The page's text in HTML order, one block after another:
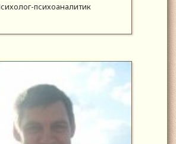
психоаналитик